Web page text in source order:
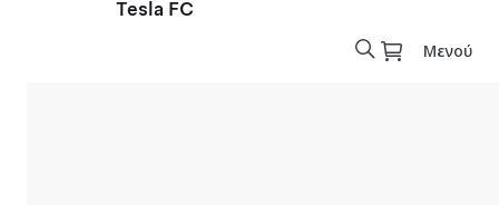
Tesla FC
Μενού